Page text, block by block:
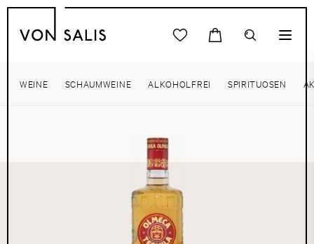
WEINE SCHAUMWEINE ALKOHOLFREI SPIRITUOSEN